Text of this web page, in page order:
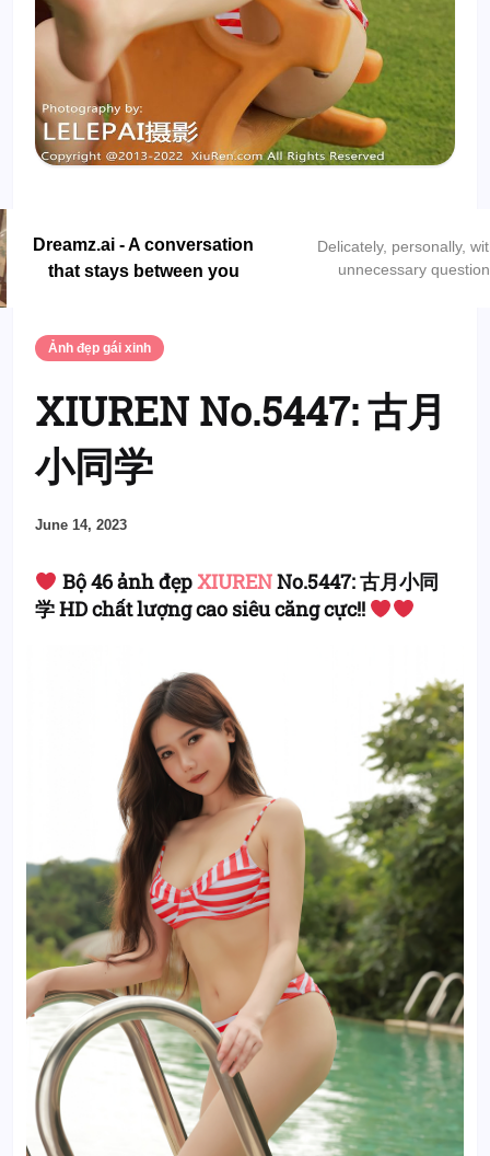
Dreamz.ai - A conversation
that stays between you
Delicately, personally,
unnecessary
Ảnh đẹp gái xinh
XIUREN No.5447: 古月
小同学
June 14, 2023
Bộ 46 ảnh đẹpXIURENNo.5447: 古月小同
学 HD chất lượng cao siêu căng cực!!